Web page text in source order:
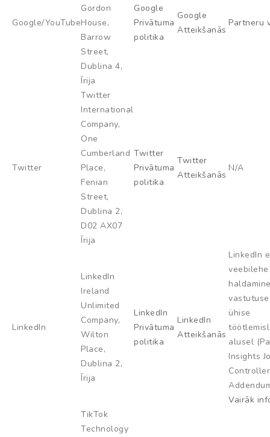
Google/YouTube
Gordon
House,
Barrow
Street,
Dublina 4,
Īrija
Google
Privātuma
politika
Google
Atteikšanās
Partneru
Twitter
Twitter
International
Company,
One
Cumberland
Place,
Fenian
Street,
Dublina 2,
D02 AX07
Īrija
Twitter
Privātuma
politika
Twitter
Atteikšanās
N/A
LinkedIn
LinkedIn
Ireland
Unlimited
Company,
Wilton
Place,
Dublina 2,
Īrija
LinkedIn
Privātuma
politika
LinkedIn
Atteikšanās
LinkedIn
veebilehe
ühise
alusel
Insights
Controller
Vairāk
TikTok
Technology